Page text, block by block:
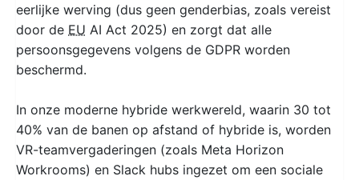
eerlijke werving (dus geen genderbias, zoals vereist
door de EU AI Act 2025) en zorgt dat alle
persoonsgegevens volgens de GDPR worden
beschermd.
In onze moderne hybride werkwereld, waarin 30 tot
40% van de banen op afstand of hybride is, worden
VR-teamvergaderingen (zoals Meta Horizon
Workrooms) en Slack hubs ingezet om een sociale